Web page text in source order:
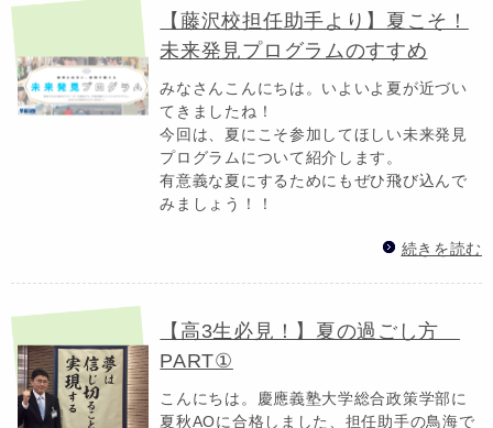
【藤沢校担任助手より】夏こそ！
未来発見プログラムのすすめ
みなさんこんにちは。いよいよ夏が近づい
てきましたね！
今回は、夏にこそ参加してほしい未来発見
プログラムについて紹介します。
有意義な夏にするためにもぜひ飛び込んで
みましょう！！
続きを読む
【高3生必見！】夏の過ごし方
PART①
こんにちは。慶應義塾大学総合政策学部に
夏秋AOに合格しました、担任助手の鳥海で